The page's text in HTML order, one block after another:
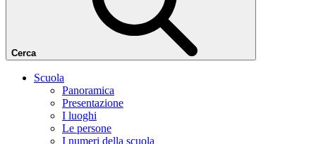
Cerca
Scuola
Panoramica
Presentazione
I luoghi
Le persone
I numeri della scuola